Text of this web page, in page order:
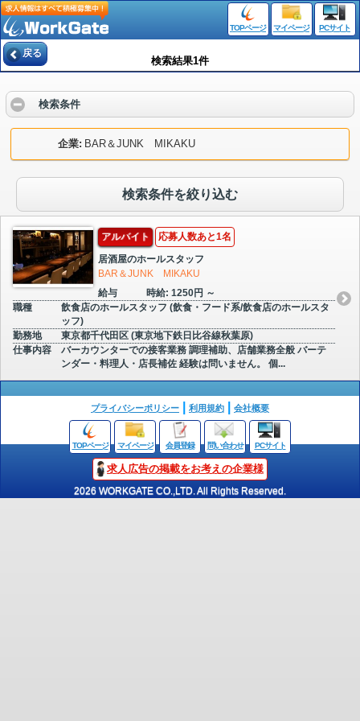
TOPページ マイページ PCサイト
戻る
検索結果1件
検索条件
企業 BAR＆JUNK MIKAKU
検索条件を絞り込む
アルバイト 応募人数あと1名
居酒屋のホールスタッフ
BAR＆JUNK MIKAKU
給与
時給: 1250円 ～
職種
飲食店のホールスタッフ (飲食・フード系/飲食店のホールスタ
ッフ)
勤務地
東京都千代田区 (東京地下鉄日比谷線秋葉原)
仕事内容
バーカウンターでの接客業務 調理補助、店舗業務全般 バーテ
ンダー・料理人・店長補佐 経験は問いません。 個...
プライバシーポリシー 利用規約 会社概要
TOPページ マイページ 会員登録 問い合わせ PCサイト
求人広告の掲載をお考えの企業様
2026 WORKGATE CO.,LTD. All Rights Reserved.